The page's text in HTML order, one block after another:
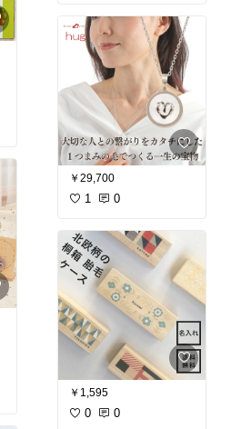
￥29,700
1 0
￥1,595
0 0